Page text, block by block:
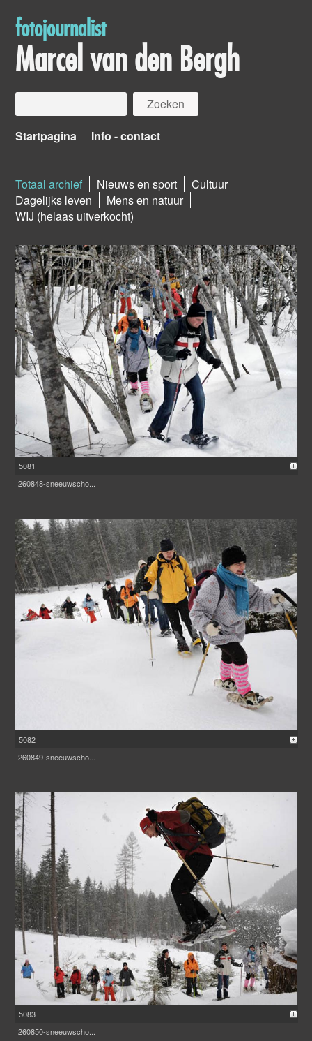
fotojournalist
Marcel van den Bergh
Startpagina Info - contact
Totaal archief Nieuws en sport
Cultuur
Dagelijks leven
Mens en natuur
WIJ (helaas uitverkocht)
5081
260848-sneeuwscho...
5082
260849-sneeuwscho...
5083
260850-sneeuwscho...